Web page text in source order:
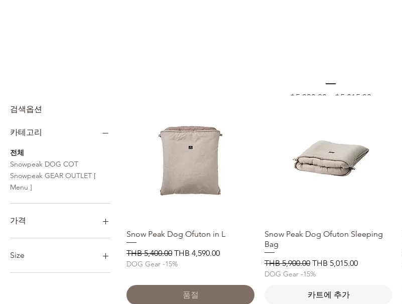
฿5,900.00
일
฿5,015.00
검색옵션
카테고리
전체
Snowpeak DOG COT
Snowpeak GEAR OUTLET [
Menu ]
가격
THB 450
Size
2L
제품보기
Snow Peak Dog Ofuton in L
일반가
THB 5,400.00 할인가
THB 4,590.00
DOG Gear -15%
품절
제품보기
Snow Peak Dog Ofuton Sleeping
Bag
일반가
THB 5,900.00 할인가
THB 5,015.00
DOG Gear -15%
카트에 추가